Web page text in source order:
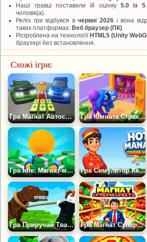
Наші гравці поставили їй оцінку5.0 із 5
чоловік(а).
Реліз гри відбувся вчервні 2026і вона
таких платформах:Веб браузер (ПК)
Розроблена на технологіїHTML5 (Unity
браузері без встановлення.
Схожі ігри:
Гра Магнат Автосервісу Гра Кімната Страху: Готель Жахів Тайкун
Гра Idle: Магнат-менеджер Казино Гра Симулятор Керуючого Готелем 2
Гра Приручай Тварин Оббі Тайкун — 3D-симулятор Гра Магнат Супермаркету 3